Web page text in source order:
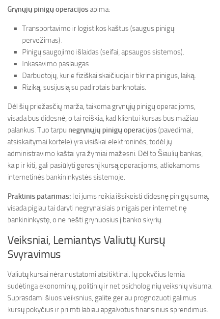
Grynųjų pinigų operacijosapima:
Transportavimo ir logistikos kaštus (saugus pinigų
pervežimas).
Pinigų saugojimo išlaidas (seifai, apsaugos sistemos).
Inkasavimo paslaugas.
Darbuotojų, kurie fiziškai skaičiuoja ir tikrina pinigus, laiką.
Riziką, susijusią su padirbtais banknotais.
Dėl šių priežasčių marža, taikoma grynųjų pinigų operacijoms,
visada bus didesnė, o tai reiškia, kad klientui kursas bus mažiau
palankus. Tuo tarpu negrynųjų pinigų operacijos(pavedimai,
atsiskaitymai kortele) yra visiškai elektroninės, todėl jų
administravimo kaštai yra žymiai mažesni. Dėl to Šiaulių bankas,
kaip ir kiti, gali pasiūlyti geresnį kursą operacijoms, atliekamoms
internetinės bankininkystės sistemoje.
Praktinis patarimas: Jei jums reikia išsikeisti didesnę pinigų sumą,
visada pigiau tai daryti negrynaisiais pinigais per internetinę
bankininkystę, o ne nešti grynuosius į banko skyrių.
Veiksniai, Lemiantys Valiutų Kursų
Svyravimus
Valiutų kursai nėra nustatomi atsitiktinai. Jų pokyčius lemia
sudėtinga ekonominių, politinių ir net psichologinių veiksnių visuma.
Suprasdami šiuos veiksnius, galite geriau prognozuoti galimus
kursų pokyčius ir priimti labiau apgalvotus finansinius sprendimus.